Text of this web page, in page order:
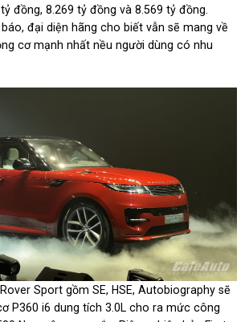
đồng, 8.269 tỷ đồng và 8.569 tỷ đồng.
đại diện hãng cho biết vẫn sẽ mang về
cơ mạnh nhất nều người dùng có nhu
Sport gồm SE, HSE, Autobiography sẽ
P360 i6 dung tích 3.0L cho ra mức công